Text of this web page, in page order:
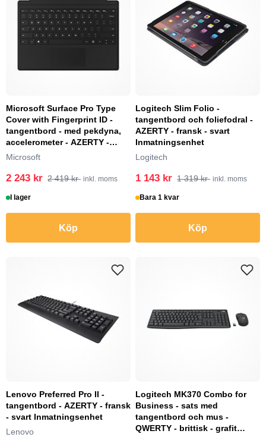
Microsoft Surface Pro Type
Cover with Fingerprint ID -
tangentbord - med pekdyna,
accelerometer - AZERTY -
fransk - svar...
Microsoft
2 243 kr 2 419 kr inkl. moms
I lager
Köp
Logitech Slim Folio -
tangentbord och foliefodral -
AZERTY - fransk - svart
Inmatningsenhet
Logitech
1 143 kr 1 319 kr inkl. moms
Bara 1 kvar
Köp
Lenovo Preferred Pro II -
tangentbord - AZERTY - fransk
- svart Inmatningsenhet
Lenovo
Logitech MK370 Combo for
Business - sats med
tangentbord och mus -
QWERTY - brittisk - grafit